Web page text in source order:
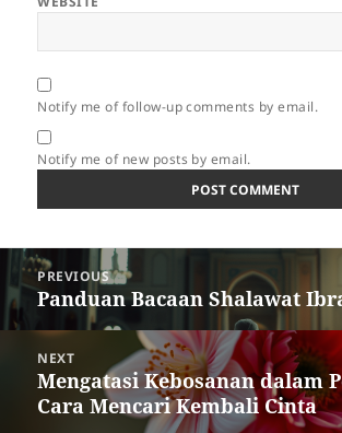
Notify me of follow-up comments by email.
Notify me of new posts by email.
Post
navigation
PREVIOUS
Previous
post:
Panduan Bacaan Shalawat
NEXT
Next
post:
Mengatasi Kebosanan dalam
Cara Mencari Kembali Cinta